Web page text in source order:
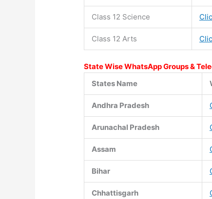
Class 12 Science
Class 12 Arts
State Wise WhatsApp Groups &
States Name
Andhra Pradesh
Arunachal Pradesh
Assam
Bihar
Chhattisgarh